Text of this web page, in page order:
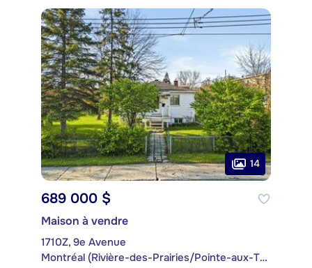
14
689 000 $
Maison à vendre
1710Z, 9e Avenue
Montréal (Rivière-des-Prairies/Pointe-aux-Trembles)